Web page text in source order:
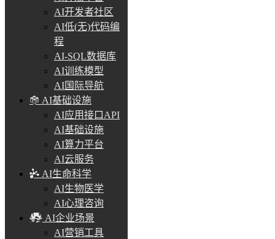
AI开发者社区
AI低(无)代码编
程
AI-SQL数据库
AI训练模型
AI国际导航
AI基础设施
AI应用接口API
AI基础设施
AI算力平台
AI云服务
AI生命科学
AI生物医学
AI心理咨询
AI企业场景
AI营销工具